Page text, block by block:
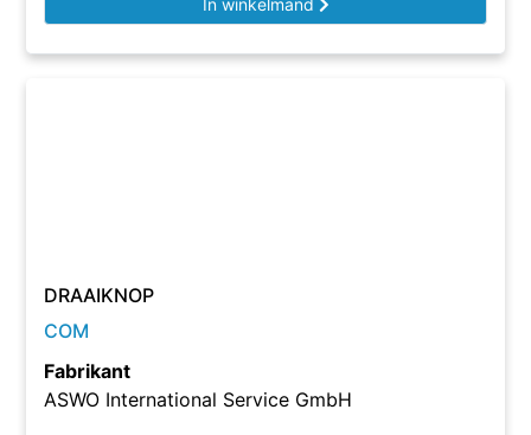
In winkelmand
DRAAIKNOP
COM
Fabrikant
ASWO International Service GmbH